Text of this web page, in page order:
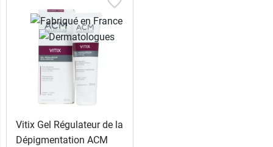
Vitix Gel Régulateur de la
Dépigmentation ACM